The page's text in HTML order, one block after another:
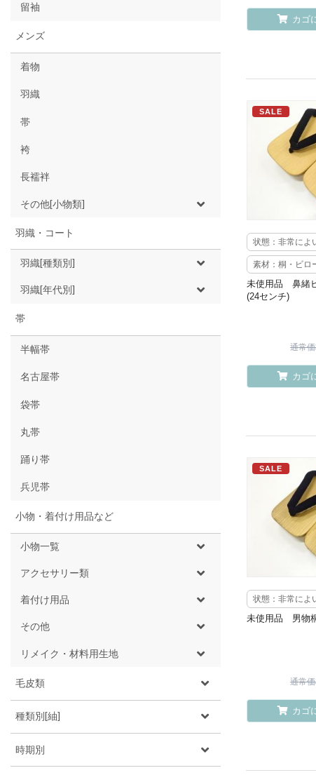
留袖
メンズ
着物
羽織
帯
袴
長襦袢
その他[小物類]
羽織・コート
羽織[種類別]
羽織[年代別]
帯
半幅帯
名古屋帯
袋帯
丸帯
踊り帯
兵児帯
小物・着付け用品など
小物一覧
アクセサリー類
着付け用品
その他
リメイク・材料用生地
毛皮類
種類別[紬]
時期別
カゴ
SALE
状態：非常によ
素材：桐・ビロ
未使用品 鼻緒
(24センチ)
通常
カゴ
SALE
状態：非常によ
未使用品 男物
通常
カゴ